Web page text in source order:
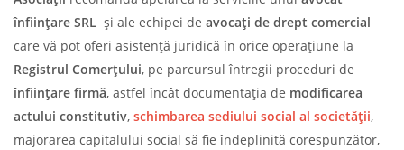
înființare SRL și ale echipei de avocați de drept comercial
care vă pot oferi asistență juridică în orice operațiune la
Registrul Comerțului, pe parcursul întregii proceduri de
înființare firmă, astfel încât documentația de modificarea
actului constitutiv, schimbarea sediului social al societății,
majorarea capitalului social să fie îndeplinită corespunzător,